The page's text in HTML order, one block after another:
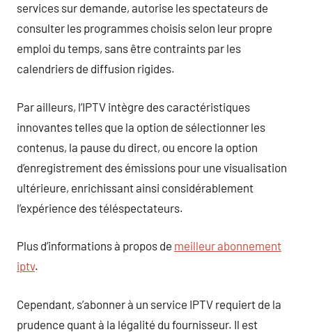
services sur demande, autorise les spectateurs de
consulter les programmes choisis selon leur propre
emploi du temps, sans être contraints par les
calendriers de diffusion rigides.
Par ailleurs, l’IPTV intègre des caractéristiques
innovantes telles que la option de sélectionner les
contenus, la pause du direct, ou encore la option
d’enregistrement des émissions pour une visualisation
ultérieure, enrichissant ainsi considérablement
l’expérience des téléspectateurs.
Plus d’informations à propos de meilleur abonnement
iptv.
Cependant, s’abonner à un service IPTV requiert de la
prudence quant à la légalité du fournisseur. Il est